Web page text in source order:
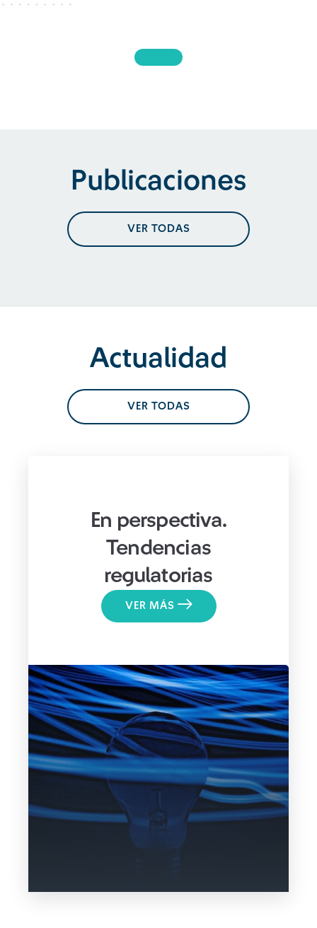
Publicaciones
VER TODAS
Actualidad
VER TODAS
En perspectiva.
Tendencias
regulatorias
VER MÁS